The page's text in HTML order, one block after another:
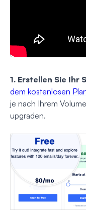
1. Erstellen Sie Ihr
dem kostenlosen
je nach Ihrem
upgraden.